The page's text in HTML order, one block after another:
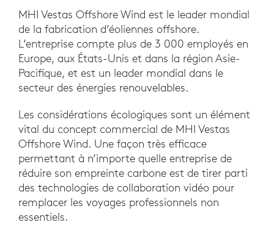
MHI Vestas Offshore Wind est le leader mondial
de la fabrication d’éoliennes offshore.
L’entreprise compte plus de 3 000 employés en
Europe, aux États-Unis et dans la région Asie-
Pacifique, et est un leader mondial dans le
secteur des énergies renouvelables.
Les considérations écologiques sont un élément
vital du concept commercial de MHI Vestas
Offshore Wind. Une façon très efficace
permettant à n’importe quelle entreprise de
réduire son empreinte carbone est de tirer parti
des technologies de collaboration vidéo pour
remplacer les voyages professionnels non
essentiels.